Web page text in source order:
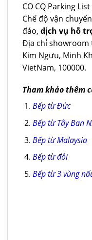
CO CQ Parking
Chế độ vận
đáo, dịch vụ hỗ
Địa chỉ showroom
Kim Ngưu, Minh
VietNam, 100000.
Tham khảo thêm
Bếp từ Đức
Bếp từ Tây Ban
Bếp từ Malaysia
Bếp từ đôi
Bếp từ 3 vùng